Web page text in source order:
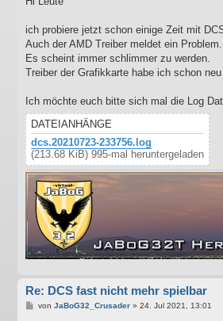
a
ich probiere jetzt schon einige Zeit mit
Auch der AMD Treiber meldet ein Problem.
Es scheint immer schlimmer zu werden.
Treiber der Grafikkarte habe ich schon
Ich möchte euch bitte sich mal die Log
DATEIANHÄNGE
dcs.20210723-233756.log
(213.68 KiB) 995-mal heruntergeladen
Re: DCS fast nicht mehr spielbar
Bvon JaBoG32_Crusader» 24. Jul 2021, 13:01